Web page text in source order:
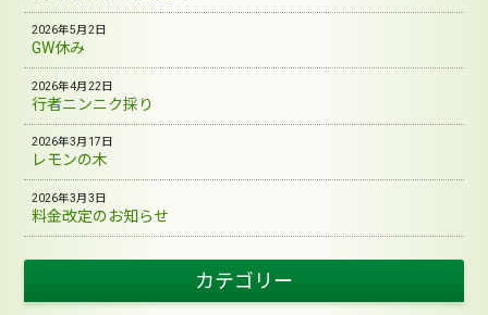
GW休み
2026年5月2日
行者ニンニク採り
2026年4月22日
レモンの木
2026年3月17日
料金改定のお知らせ
2026年3月3日
カテゴリー